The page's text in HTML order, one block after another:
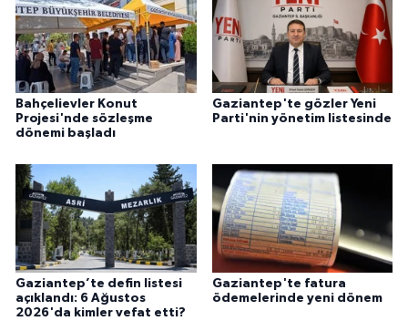
Bahçelievler Konut
Projesi'nde sözleşme
dönemi başladı
Gaziantep'te gözler Yeni
Parti'nin yönetim listesinde
Gaziantep’te defin listesi
açıklandı: 6 Ağustos
2026'da kimler vefat etti?
Gaziantep'te fatura
ödemelerinde yeni dönem